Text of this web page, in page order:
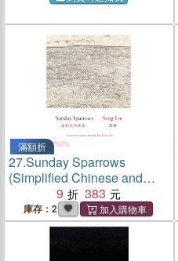
滿額折
27.Sunday Sparrows
(Simplified Chinese and
English) 星期天的麻雀
9 383
庫存：2